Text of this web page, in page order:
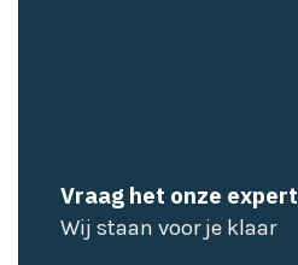
Vraag het onze expert
Wij staan voor je klaar